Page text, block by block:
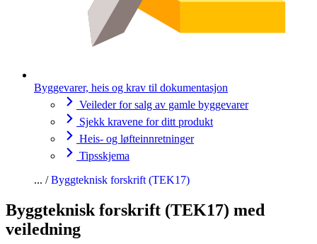
Byggevarer, heis og krav til dokumentasjon
Veileder for salg av gamle byggevarer
Sjekk kravene for ditt produkt
Heis- og løfteinnretninger
Tipsskjema
Byggteknisk forskrift (TEK17)
Byggteknisk forskrift (TEK17) med
veiledning